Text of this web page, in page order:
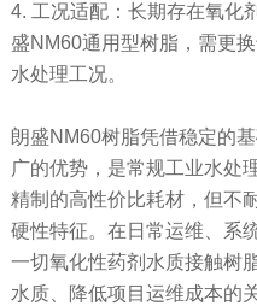
4. 工况适配：长期存在氧化
盛NM60通用型树脂，需更
水处理工况。
朗盛NM60树脂凭借稳定的
广的优势，是常规工业水处
精制的高性价比耗材，但不
硬性特征。在日常运维、系
一切氧化性药剂水质接触树
水质、降低项目运维成本的